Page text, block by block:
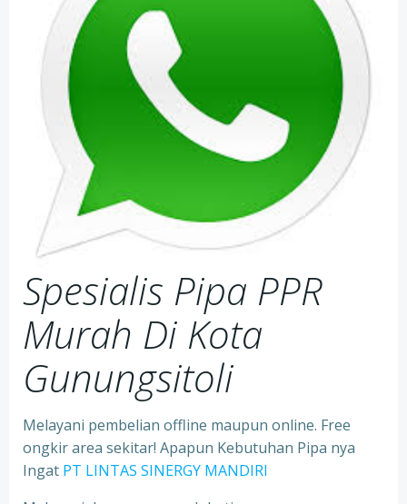
Spesialis Pipa PPR
Murah Di Kota
Gunungsitoli
Melayani pembelian offline maupun online. Free
ongkir area sekitar! Apapun Kebutuhan Pipa nya
Ingat PT LINTAS SINERGY MANDIRI